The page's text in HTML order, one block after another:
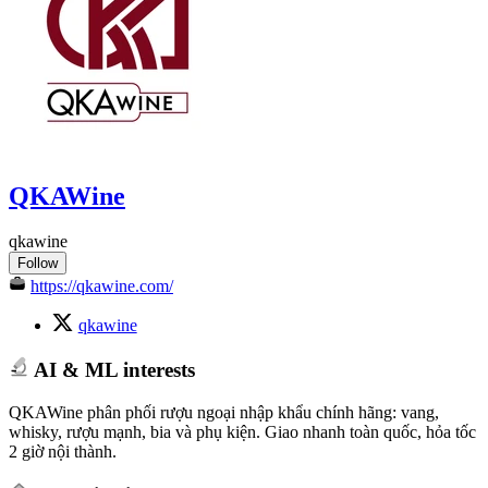
QKAWine
qkawine
Follow
https://qkawine.com/
qkawine
AI & ML interests
QKAWine phân phối rượu ngoại nhập khẩu chính hãng: vang,
whisky, rượu mạnh, bia và phụ kiện. Giao nhanh toàn quốc, hỏa tốc
2 giờ nội thành.